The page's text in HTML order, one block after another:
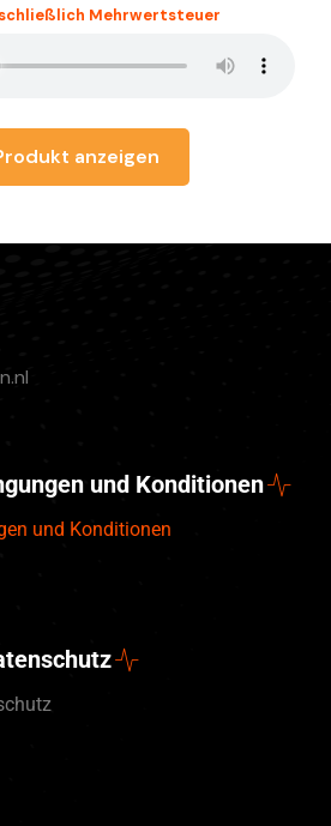
Mehrwertsteuer
anzeigen
und Konditionen
und Konditionen